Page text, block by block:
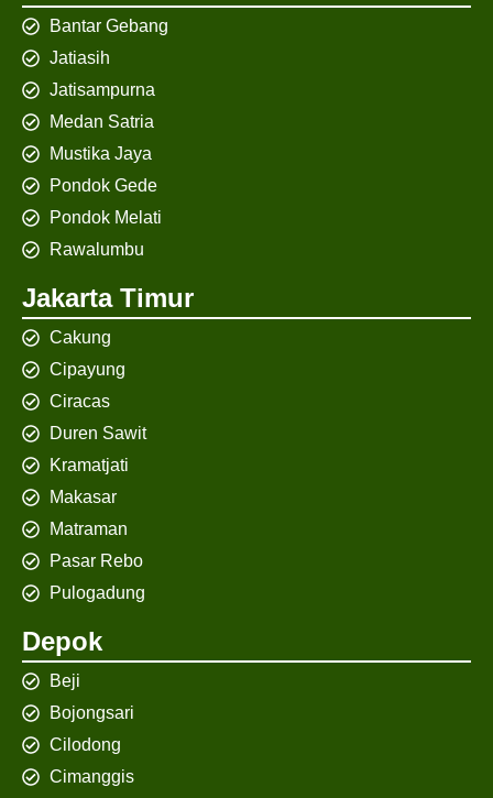
Bantar Gebang
Jatiasih
Jatisampurna
Medan Satria
Mustika Jaya
Pondok Gede
Pondok Melati
Rawalumbu
Jakarta Timur
Cakung
Cipayung
Ciracas
Duren Sawit
Kramatjati
Makasar
Matraman
Pasar Rebo
Pulogadung
Depok
Beji
Bojongsari
Cilodong
Cimanggis